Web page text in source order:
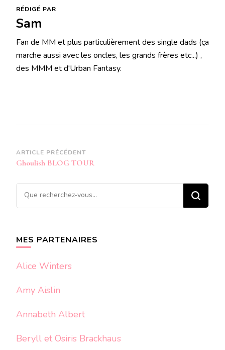
RÉDIGÉ PAR
Sam
Fan de MM et plus particulièrement des single dads (ça
marche aussi avec les oncles, les grands frères etc...) ,
des MMM et d'Urban Fantasy.
Navigation
d’article
ARTICLE PRÉCÉDENT
Ghoulish BLOG TOUR
Vous
recherchiez
MES PARTENAIRES
Alice Winters
Amy Aislin
Annabeth Albert
Beryll et Osiris Brackhaus